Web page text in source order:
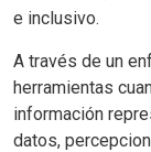
e inclusivo.
A través de un
herramientas
información
datos,